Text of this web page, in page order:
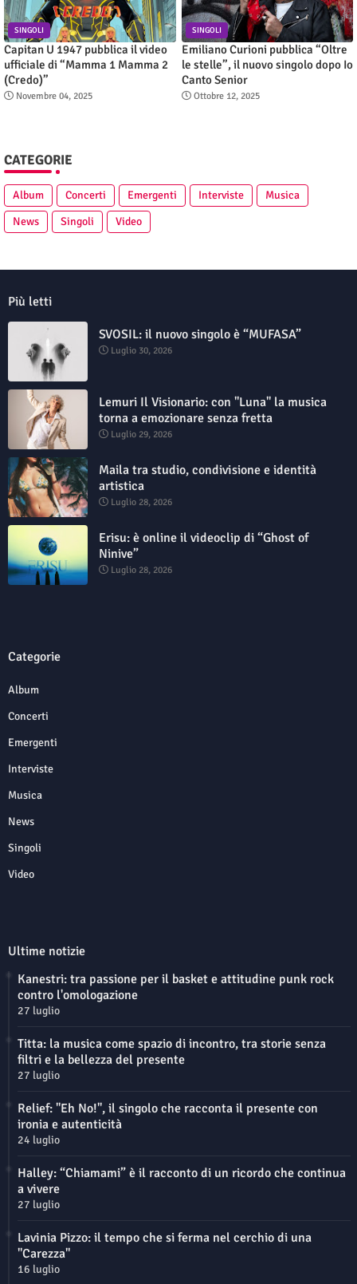
SINGOLI
Capitan U 1947 pubblica il video
ufficiale di “Mamma 1 Mamma 2
(Credo)”
Novembre 04, 2025
SINGOLI
Emiliano Curioni pubblica “Oltre
le stelle”, il nuovo singolo dopo Io
Canto Senior
Ottobre 12, 2025
CATEGORIE
Album Concerti Emergenti Interviste
Musica
News
Singoli Video
Più letti
SVOSIL: il nuovo singolo è “MUFASA”
Luglio 30, 2026
Lemuri Il Visionario: con "Luna" la musica
torna a emozionare senza fretta
Luglio 29, 2026
Maila tra studio, condivisione e identità
artistica
Luglio 28, 2026
Erisu: è online il videoclip di “Ghost of
Ninive”
Luglio 28, 2026
Categorie
Album
Concerti
Emergenti
Interviste
Musica
News
Singoli
Video
Ultime notizie
Kanestri: tra passione per il basket e attitudine punk rock
contro l'omologazione
27 luglio
Titta: la musica come spazio di incontro, tra storie senza
filtri e la bellezza del presente
27 luglio
Relief: "Eh No!", il singolo che racconta il presente con
ironia e autenticità
24 luglio
Halley: “Chiamami” è il racconto di un ricordo che continua
a vivere
27 luglio
Lavinia Pizzo: il tempo che si ferma nel cerchio di una
"Carezza"
16 luglio